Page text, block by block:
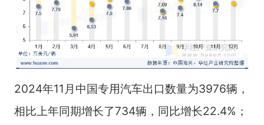
2024年11月中国专用汽车出口数量为3976辆，
相比上年同期增长了734辆，同比增长22.4%；